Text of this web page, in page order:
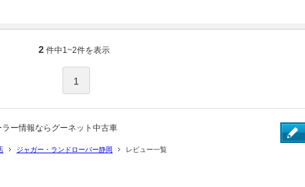
2 件中1~2件を表示
1
ー情報ならグーネット中古車
ジャガー・ランドローバー静岡 レビュー一覧